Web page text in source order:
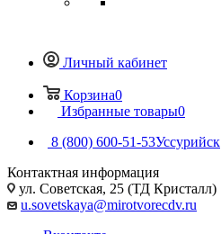
Личный кабинет
Корзина0
Избранные товары0
8 (800) 600-51-53Уссурийск
Контактная информация
ул. Советская, 25 (ТД Кристалл)
u.sovetskaya@mirotvorecdv.ru